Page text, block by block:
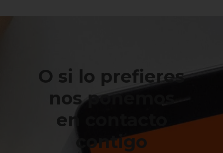
O si lo prefieres
nos ponemos
en contacto
contigo